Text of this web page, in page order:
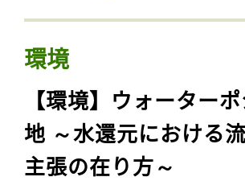
環境
【環境】ウォーター
地 ～水還元における
主張の在り方～